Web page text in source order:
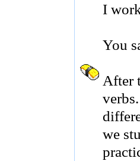
I
You
After
we